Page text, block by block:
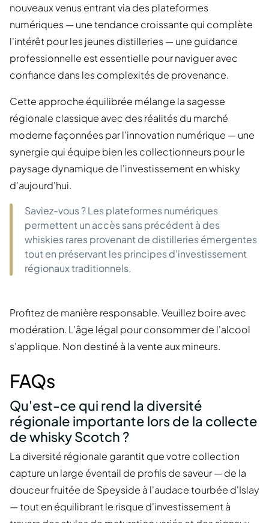
nouveaux venus entrant via des plateformes
numériques — une tendance croissante qui complète
l'intérêt pour les jeunes distilleries — une guidance
professionnelle est essentielle pour naviguer avec
confiance dans les complexités de provenance.
Cette approche équilibrée mélange la sagesse
régionale classique avec des réalités du marché
moderne façonnées par l'innovation numérique — une
synergie qui équipe bien les collectionneurs pour le
paysage dynamique de l'investissement en whisky
d'aujourd'hui.
Saviez-vous ? Les plateformes numériques
permettent un accès sans précédent à des
whiskies rares provenant de distilleries émergentes
tout en préservant les principes d'investissement
régionaux traditionnels.
Profitez de manière responsable. Veuillez boire avec
modération. L'âge légal pour consommer de l'alcool
s'applique. Non destiné à la vente aux mineurs.
FAQs
Qu'est-ce qui rend la diversité
régionale importante lors de la collecte
de whisky Scotch ?
La diversité régionale garantit que votre collection
capture un large éventail de profils de saveur — de la
douceur fruitée de Speyside à l'audace tourbée d'Islay
— tout en équilibrant le risque d'investissement à